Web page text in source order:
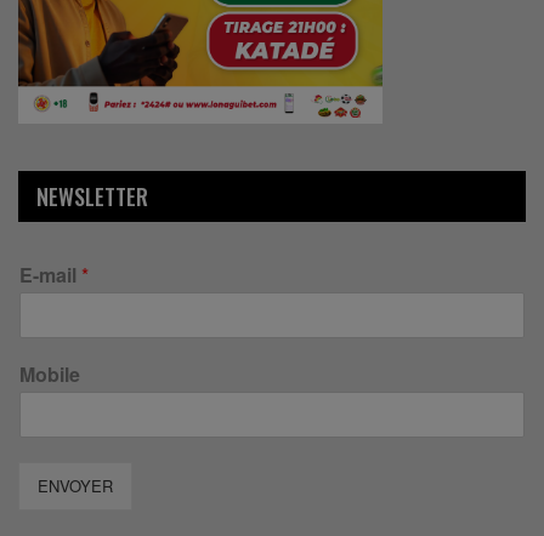
NEWSLETTER
E-mail *
Mobile
ENVOYER